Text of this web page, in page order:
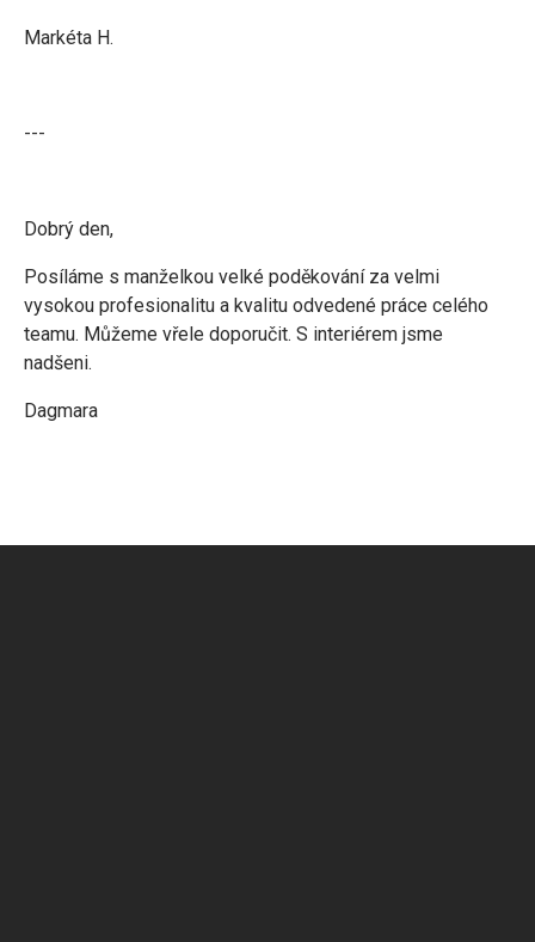
Markéta H.
---
Dobrý den,
Posíláme s manželkou velké poděkování za velmi
vysokou profesionalitu a kvalitu odvedené práce celého
teamu. Můžeme vřele doporučit. S interiérem jsme
nadšeni.
Dagmara